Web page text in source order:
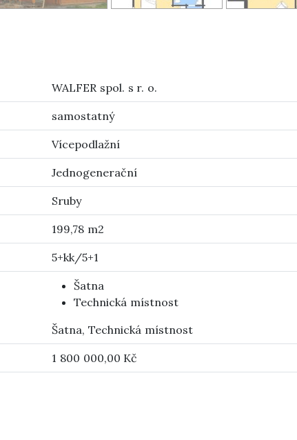
WALFER spol. s r. o.
samostatný
Vícepodlažní
Jednogenerační
Sruby
199,78 m2
5+kk/5+1
Šatna
Technická místnost
Šatna, Technická místnost
1 800 000,00 Kč